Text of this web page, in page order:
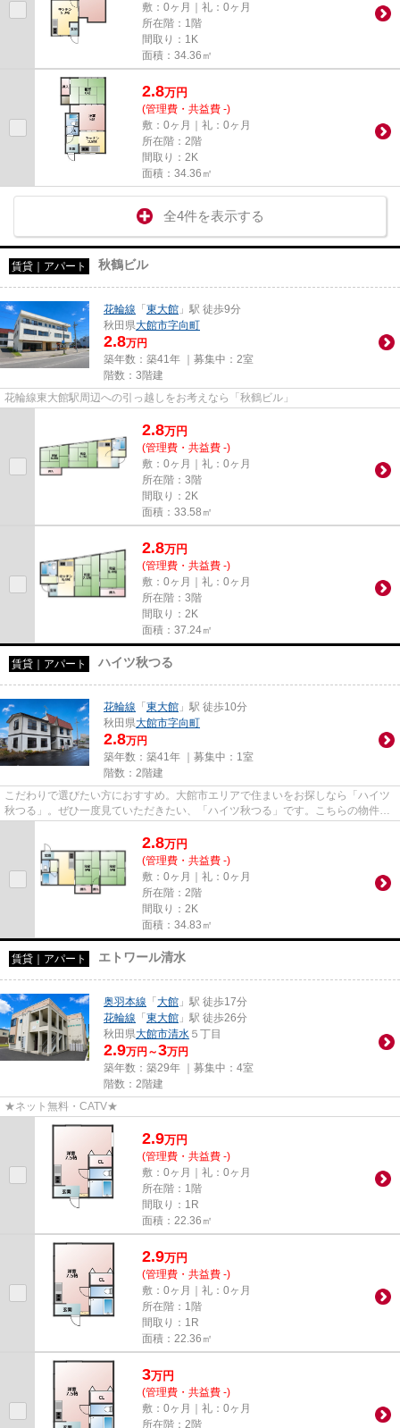
敷：0ヶ月｜礼：0ヶ月
所在階：1階
間取り：1K
面積：34.36㎡
2.8万円
(管理費・共益費 -)
敷：0ヶ月｜礼：0ヶ月
所在階：2階
間取り：2K
面積：34.36㎡
全4件を表示する
賃貸｜アパート 秋鶴ビル
花輪線 「 東大館 」駅 徒歩9分
秋田県大館市字向町
2.8万円
築年数：築41年 ｜募集中： 2室
階数：3階建
花輪線東大館駅周辺への引っ越しをお考えなら「秋鶴ビル」
2.8万円
(管理費・共益費 -)
敷：0ヶ月｜礼：0ヶ月
所在階：3階
間取り：2K
面積：33.58㎡
2.8万円
(管理費・共益費 -)
敷：0ヶ月｜礼：0ヶ月
所在階：3階
間取り：2K
面積：37.24㎡
賃貸｜アパート ハイツ秋つる
花輪線 「 東大館 」駅 徒歩10分
秋田県大館市字向町
2.8万円
築年数：築41年 ｜募集中： 1室
階数：2階建
こだわりで選びたい方におすすめ。大館市エリアで住まいをお探しなら「ハイツ
秋つる」。ぜひ一度見ていただきたい、「ハイツ秋つる」です。こちらの物件は
2.8万円
(管理費・共益費 -)
敷：0ヶ月｜礼：0ヶ月
所在階：2階
間取り：2K
面積：34.83㎡
賃貸｜アパート エトワール清水
奥羽本線 「 大館 」駅 徒歩17分
花輪線 「 東大館 」駅 徒歩26分
秋田県大館市清水 ５丁目
2.9万円～3万円
築年数：築29年 ｜募集中： 4室
階数：2階建
★ネット無料・CATV★
2.9万円
(管理費・共益費 -)
敷：0ヶ月｜礼：0ヶ月
所在階：1階
間取り：1R
面積：22.36㎡
2.9万円
(管理費・共益費 -)
敷：0ヶ月｜礼：0ヶ月
所在階：1階
間取り：1R
面積：22.36㎡
3万円
(管理費・共益費 -)
敷：0ヶ月｜礼：0ヶ月
所在階：2階